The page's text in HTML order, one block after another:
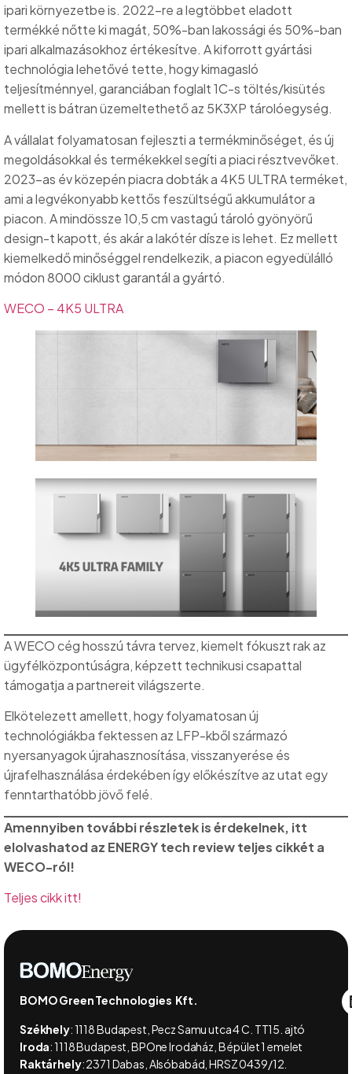
ipari környezetbe is. 2022-re a legtöbbet eladott
termékké nőtte ki magát, 50%-ban lakossági és 50%-ban
ipari alkalmazásokhoz értékesítve. A kiforrott gyártási
technológia lehetővé tette, hogy kimagasló
teljesítménnyel, garanciában foglalt 1C-s töltés/kisütés
mellett is bátran üzemeltethető az 5K3XP tárolóegység.
A vállalat folyamatosan fejleszti a termékminőséget, és új
megoldásokkal és termékekkel segíti a piaci résztvevőket.
2023-as év közepén piacra dobták a 4K5 ULTRA terméket,
ami a legvékonyabb kettős feszültségű akkumulátor a
piacon. A mindössze 10,5 cm vastagú tároló gyönyörű
design-t kapott, és akár a lakótér dísze is lehet. Ez mellett
kiemelkedő minőséggel rendelkezik, a piacon egyedülálló
módon 8000 ciklust garantál a gyártó.
WECO – 4K5 ULTRA
A WECO cég hosszú távra tervez, kiemelt fókuszt rak az
ügyfélközpontúságra, képzett technikusi csapattal
támogatja a partnereit világszerte.
Elkötelezett amellett, hogy folyamatosan új
technológiákba fektessen az LFP-kből származó
nyersanyagok újrahasznosítása, visszanyerése és
újrafelhasználása érdekében így előkészítve az utat egy
fenntarthatóbb jövő felé.
Amennyiben további részletek is érdekelnek, itt
elolvashatod az ENERGY tech review teljes cikkét a
WECO-ról!
Teljes cikk itt!
BOMO Green Technologies Kft.
Székhely:1118 Budapest, Pecz Samu utca 4 C. TT15. ajtó
Iroda:1118 Budapest, BPOne Irodaház, B épület 1 emelet
Raktárhely: 2371 Dabas, Alsóbabád, HRSZ 0439/12.